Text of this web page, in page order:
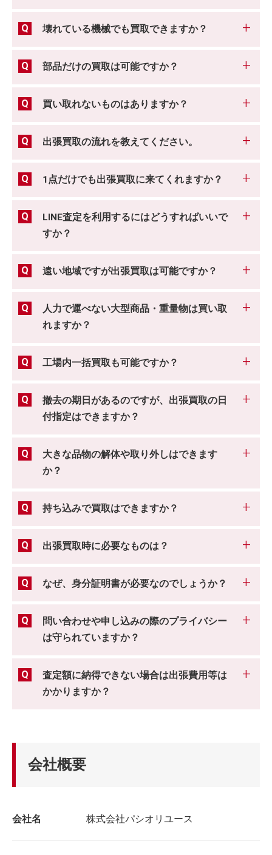
壊れている機械でも買取できますか？
部品だけの買取は可能ですか？
買い取れないものはありますか？
出張買取の流れを教えてください。
1点だけでも出張買取に来てくれますか？
LINE査定を利用するにはどうすればいいで
すか？
遠い地域ですが出張買取は可能ですか？
人力で運べない大型商品・重量物は買い取
れますか？
工場内一括買取も可能ですか？
撤去の期日があるのですが、出張買取の日
付指定はできますか？
大きな品物の解体や取り外しはできます
か？
持ち込みで買取はできますか？
出張買取時に必要なものは？
なぜ、身分証明書が必要なのでしょうか？
問い合わせや申し込みの際のプライバシー
は守られていますか？
査定額に納得できない場合は出張費用等は
かかりますか？
会社概要
会社名 株式会社パシオリユース